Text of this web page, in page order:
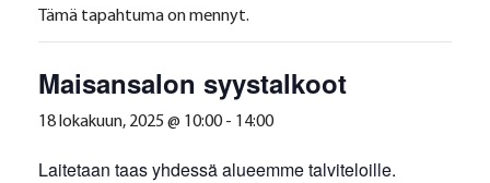
Tämä tapahtuma on mennyt.
Maisansalon syystalkoot
18 lokakuun, 2025 @ 10:00- 14:00
Laitetaan taas yhdessä alueemme talviteloille.